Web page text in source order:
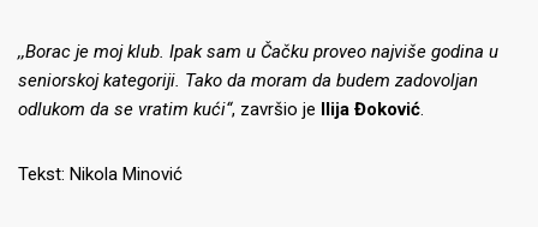
,,Borac je moj klub. Ipak sam u Čačku proveo najviše godina u
seniorskoj kategoriji. Tako da moram da budem zadovoljan
odlukom da se vratim kući“, završio je Ilija Đoković.
Tekst: Nikola Minović